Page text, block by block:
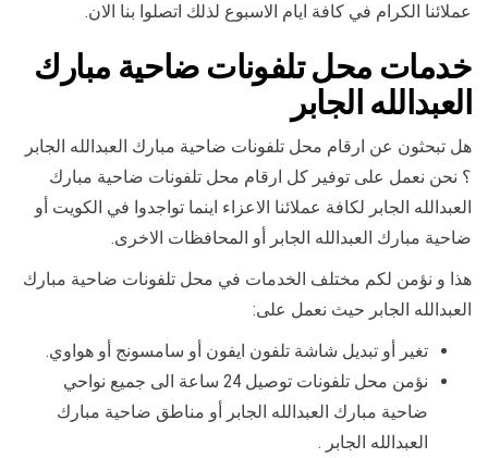
عملائنا الكرام في كافة ايام الاسبوع لذلك اتصلوا بنا الان.
خدمات محل تلفونات ضاحية مبارك
العبدالله الجابر
هل تبحثون عن ارقام محل تلفونات ضاحية مبارك العبدالله الجابر
؟ نحن نعمل على توفير كل ارقام محل تلفونات ضاحية مبارك
العبدالله الجابر لكافة عملائنا الاعزاء اينما تواجدوا في الكويت أو
ضاحية مبارك العبدالله الجابر أو المحافظات الاخرى.
هذا و نؤمن لكم مختلف الخدمات في محل تلفونات ضاحية مبارك
العبدالله الجابر حيث نعمل على:
تغير أو تبديل شاشة تلفون ايفون أو سامسونج أو هواوي.
نؤمن محل تلفونات توصيل 24 ساعة الى جميع نواحي
ضاحية مبارك العبدالله الجابر أو مناطق ضاحية مبارك
العبدالله الجابر .